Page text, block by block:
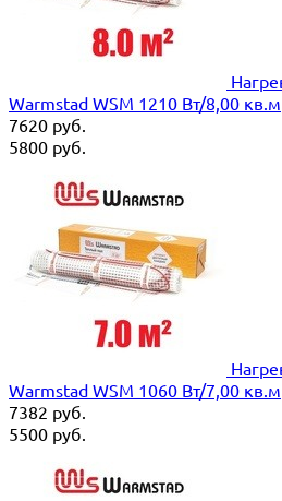
Warmstad WSM 1210 Вт/8,00 кв.м
7620 руб.
5800 руб.
Warmstad WSM 1060 Вт/7,00 кв.м
7382 руб.
5500 руб.